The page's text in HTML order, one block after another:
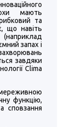
мають
та
що навіть
запах і
завдяки
Clima
функцію,
сповзання